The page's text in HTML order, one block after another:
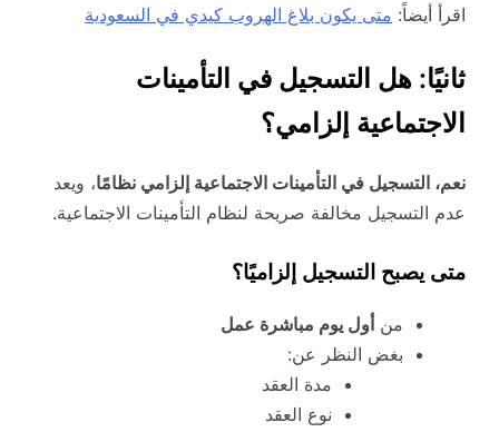
اقرأ أيضاً: متى يكون بلاغ الهروب كيدي في السعودية
ثانيًا: هل التسجيل في التأمينات
الاجتماعية إلزامي؟
نعم، التسجيل في التأمينات الاجتماعية إلزامي نظامًا، ويعد
عدم التسجيل مخالفة صريحة لنظام التأمينات الاجتماعية.
متى يصبح التسجيل إلزاميًا؟
من أول يوم مباشرة عمل
بغض النظر عن:
مدة العقد
نوع العقد